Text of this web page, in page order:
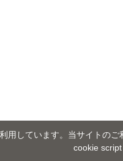
用しています。当サイトのご
cookie script